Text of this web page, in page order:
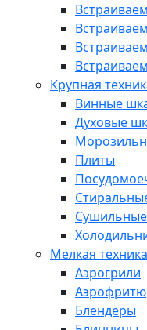
Крупная
Винные
Духовые
Плиты
Мелкая техника
Аэрогрили
Блендеры